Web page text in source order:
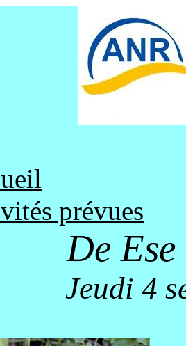
prévues
De
Jeudi 4